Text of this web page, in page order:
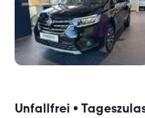
Unfallfrei •